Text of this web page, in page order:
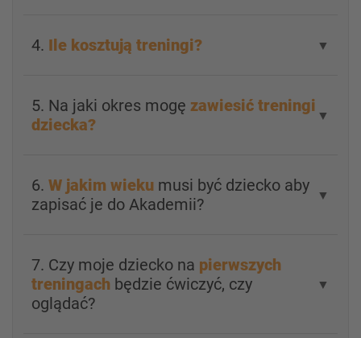
4. Ile kosztują treningi? ▼
5. Na jaki okres mogę zawiesić treningi
dziecka?
▼
6. W jakim wieku musi być dziecko aby
zapisać je do Akademii?
▼
7. Czy moje dziecko na pierwszych
treningach będzie ćwiczyć, czy
oglądać?
▼